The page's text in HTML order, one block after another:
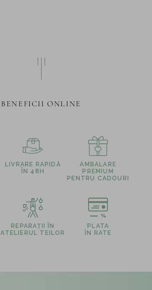
BENEFICII ONLINE
LIVRARE RAPIDĂ
ÎN 48H
AMBALARE
PREMIUM
PENTRU CADOURI
REPARAȚII ÎN
ATELIERUL TEILOR
PLATA
ÎN RATE